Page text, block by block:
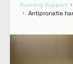
Running Support
Antipronatie